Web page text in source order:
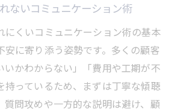
ないコミュニケーション術
にくいコミュニケーション術の基本
安に寄り添う姿勢です。多くの顧客
いかわからない」「費用や工期が不
持っているため、まずは丁寧な傾聴
質問攻めや一方的な説明は避け、顧